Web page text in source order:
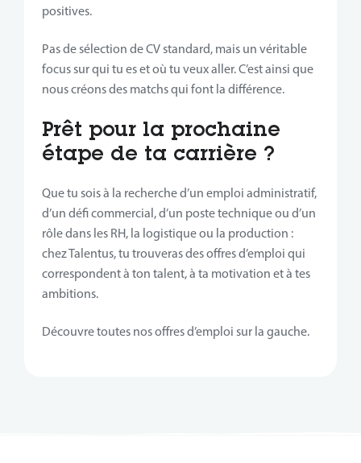
positives.
Pas de sélection de CV standard, mais un véritable
focus sur qui tu es et où tu veux aller. C’est ainsi que
nous créons des matchs qui font la différence.
Prêt pour la prochaine
étape de ta carrière ?
Que tu sois à la recherche d’un emploi administratif,
d’un défi commercial, d’un poste technique ou d’un
rôle dans les RH, la logistique ou la production :
chez Talentus, tu trouveras des offres d’emploi qui
correspondent à ton talent, à ta motivation et à tes
ambitions.
Découvre toutes nos offres d’emploi sur la gauche.